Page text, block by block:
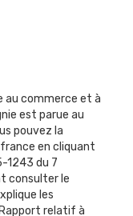
au commerce et à
est parue au
pouvez la
en cliquant
1243 du 7
consulter le
les
relatif à